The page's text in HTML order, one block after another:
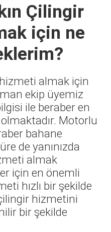
Çilingir
için ne
hizmeti almak için
ekip üyemiz
ile beraber en
olmaktadır. Motorlu
bahane
de yanınızda
almak
için en önemli
hızlı bir şekilde
hizmetini
bir şekilde